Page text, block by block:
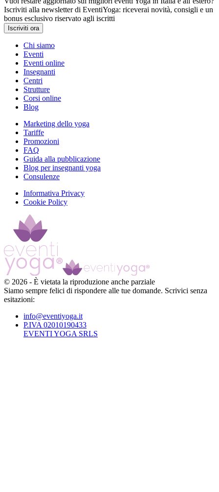
Iscriviti alla newsletter di EventiYoga: riceverai novità, consigli e un
bonus esclusivo riservato agli iscritti
Iscriviti ora
Chi siamo
Eventi
Eventi online
Insegnanti
Centri
Strutture
Corsi online
Blog
Marketing dello yoga
Tariffe
Promozioni
FAQ
Guida alla pubblicazione
Blog per insegnanti yoga
Consulenze
Informativa Privacy
Cookie Policy
© 2026 - È vietata la riproduzione anche parziale
Siamo sempre felici di rispondere alle tue domande. Scrivici senza
esitazioni:
info@eventiyoga.it
P.IVA 02010190433
EVENTI YOGA SRLS